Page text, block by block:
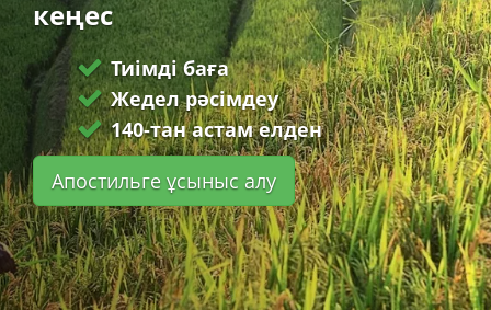
кеңес
Тиімді баға
Жедел рәсімдеу
140-тан астам елден
Апостильге ұсыныс алу